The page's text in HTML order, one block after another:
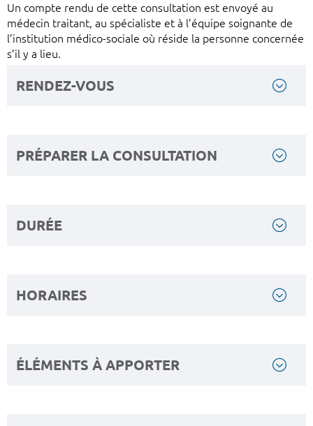
Un compte rendu de cette consultation est envoyé au
médecin traitant, au spécialiste et à l’équipe soignante de
l’institution médico-sociale où réside la personne concernée
s’il y a lieu.
RENDEZ-VOUS
PRÉPARER LA CONSULTATION
DURÉE
HORAIRES
ÉLÉMENTS À APPORTER